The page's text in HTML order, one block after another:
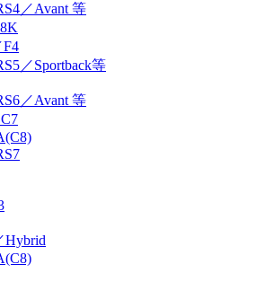
／Avant 等
F4
／Sportback等
／Avant 等
Hybrid